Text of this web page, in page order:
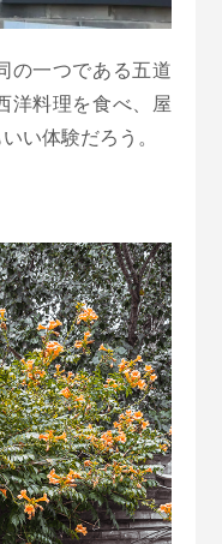
の一つである五道
洋料理を食べ、屋
い体験だろう。